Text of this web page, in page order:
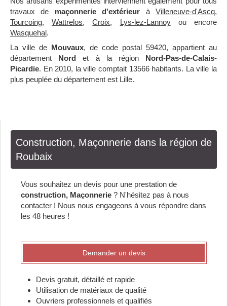
travaux de maçonnerie d'extérieur àVilleneuve-d'Ascq,
Tourcoing,Wattrelos,Croix, Lys-lez-Lannoyou encore
Wasquehal.
La ville de Mouvaux, de code postal 59420, appartient au
département Nord et à la région Nord-Pas-de-Calais-
Picardie. En 2010, la ville comptait 13566 habitants. La ville la
plus peuplée du département est Lille.
Construction, Maçonnerie dans la région de
Roubaix
Vous souhaitez un devis pour une prestation de
construction, Maçonnerie ? N'hésitez pas à nous
contacter ! Nous nous engageons à vous répondre dans
les 48 heures !
Demander un devis
Devis gratuit, détaillé et rapide
Utilisation de matériaux de qualité
Ouvriers professionnels et qualifiés